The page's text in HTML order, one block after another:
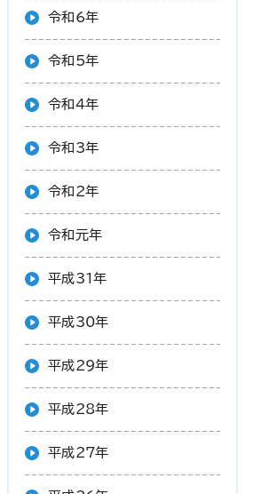
令和6年
令和5年
令和4年
令和3年
令和2年
令和元年
平成31年
平成30年
平成29年
平成28年
平成27年